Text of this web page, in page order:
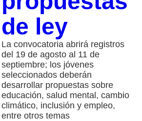
de ley
La convocatoria abrirá registros
del 19 de agosto al 11 de
septiembre; los jóvenes
seleccionados deberán
desarrollar propuestas sobre
educación, salud mental, cambio
climático, inclusión y empleo,
entre otros temas